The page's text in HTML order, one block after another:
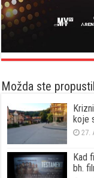
Možda ste
koje
27.
Kad
bh.